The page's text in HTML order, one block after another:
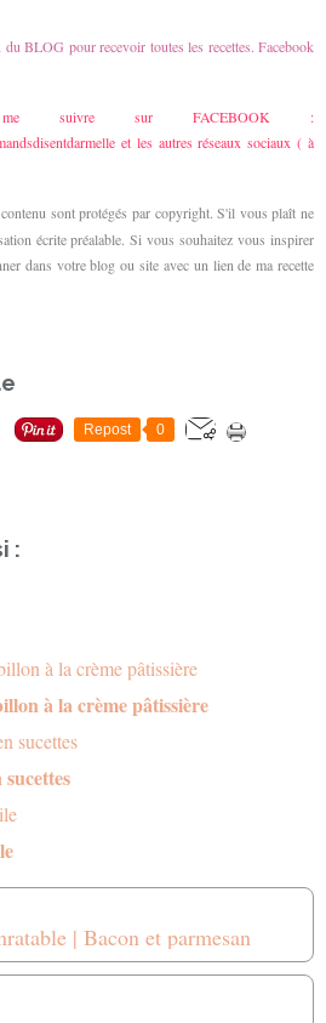
BLOG pour recevoir toutes les recettes. Facebook
suivre sur FACEBOOK :
et les autres réseaux sociaux ( à
sont protégés par copyright.S'il vous plaît ne
écrite préalable.Si vous souhaitez vous inspirer
dans votre blog ou site avec un lien de ma recette
Repost 0
:
à la crème pâtissière
| Bacon et parmesan